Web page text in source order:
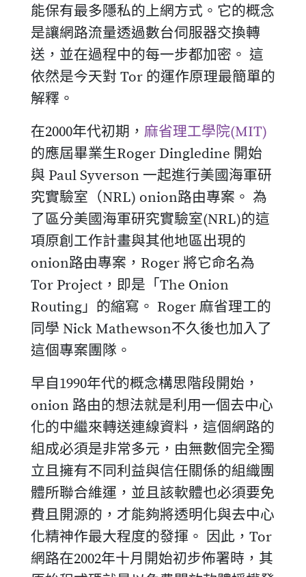
能保有最多隱私的上網方式。它的概念
是讓網路流量透過數台伺服器交換轉
送，並在過程中的每一步都加密。 這
依然是今天對 Tor 的運作原理最簡單的
解釋。
在2000年代初期， 麻省理工學院(MIT)
的應屆畢業生Roger Dingledine 開始
與 Paul Syverson 一起進行美國海軍研
究實驗室（NRL) onion路由專案。 為
了區分美國海軍研究實驗室(NRL)的這
項原創工作計畫與其他地區出現的
onion路由專案，Roger 將它命名為
Tor Project，即是「The Onion
Routing」的縮寫。 Roger 麻省理工的
同學 Nick Mathewson不久後也加入了
這個專案團隊。
早自1990年代的概念構思階段開始，
onion 路由的想法就是利用一個去中心
化的中繼來轉送連線資料，這個網路的
組成必須是非常多元，由無數個完全獨
立且擁有不同利益與信任關係的組織團
體所聯合維運，並且該軟體也必須要免
費且開源的，才能夠將透明化與去中心
化精神作最大程度的發揮。 因此，Tor
網路在2002年十月開始初步佈署時，其